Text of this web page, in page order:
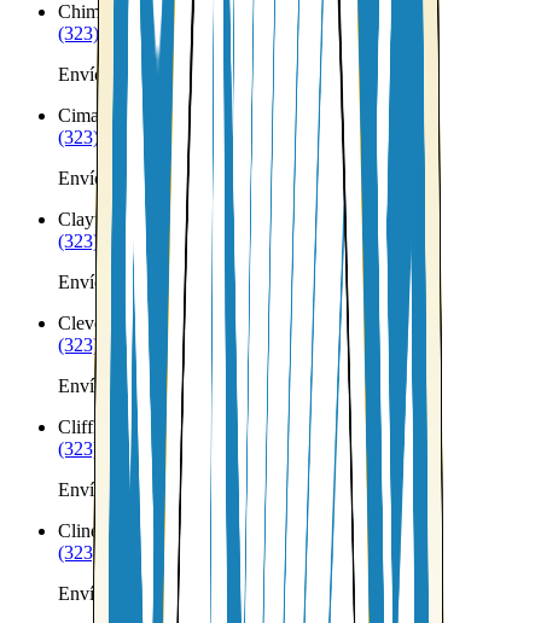
Chimayo NM
(323) 953-8100
Envíos a Nicaragua desde Chimayo
Cimarron
NM
(323) 953-8100
Envíos a Nicaragua desde Cimarron
Clayton
NM
(323) 953-8100
Envíos a Nicaragua desde Clayton
Cleveland
NM
(323) 953-8100
Envíos a Nicaragua desde Cleveland
CliffNM
(323) 953-8100
Envíos a Nicaragua desde Cliff
Clines Corners
NM
(323) 953-8100
Envíos a Nicaragua desde Clines Corners